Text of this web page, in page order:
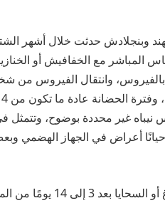
وبنجلادش حدثت خلال أشهر
المباشر مع الخفافيش أو
وانتقال الفيروس
عادة ما تكون من 4 إلى 14 يومًا.
نيباه غير محددة بوضوح، وتتمثل
أعراض في الجهاز الهضمي
وفي العديد من المرضى يظهر